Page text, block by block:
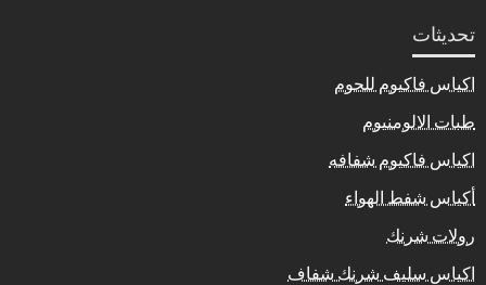
تحديثات
اكياس فاكيوم للحوم
طبات الالومنيوم
اكياس فاكيوم شفافه
أكياس شفط الهواء
رولات شرنك
اكياس سليف شرنك شفاف